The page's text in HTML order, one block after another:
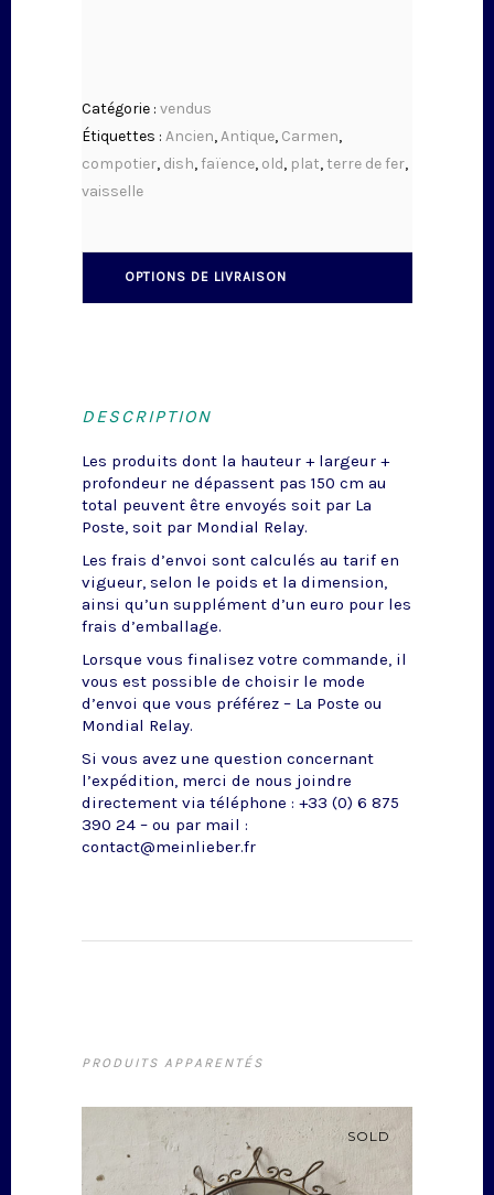
Catégorie : vendus
Étiquettes : Ancien,Antique, Carmen,
compotier, dish,faïence, old, plat, terre de fer,
vaisselle
OPTIONS DE LIVRAISON
DESCRIPTION
Les produits dont la hauteur + largeur +
profondeur ne dépassent pas 150 cm au
total peuvent être envoyés soit par La
Poste, soit par Mondial Relay.
Les frais d’envoi sont calculés au tarif en
vigueur, selon le poids et la dimension,
ainsi qu’un supplément d’un euro pour les
frais d’emballage.
Lorsque vous finalisez votre commande, il
vous est possible de choisir le mode
d’envoi que vous préférez – La Poste ou
Mondial Relay.
Si vous avez une question concernant
l’expédition, merci de nous joindre
directement via téléphone : +33 (0) 6 875
390 24 – ou par mail :
contact@meinlieber.fr
PRODUITS APPARENTÉS
SOLD